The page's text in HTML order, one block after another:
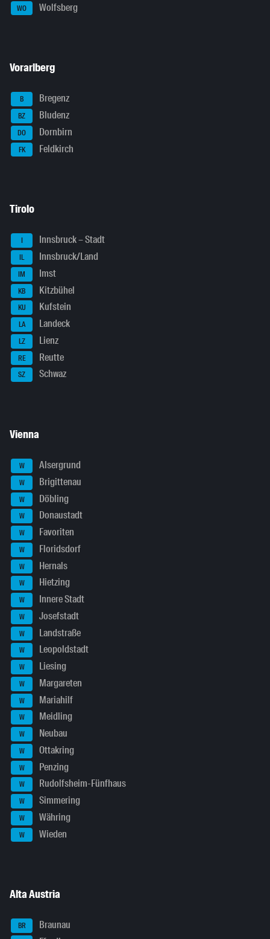
WO Wolfsberg
Vorarlberg
B Bregenz
BZ Bludenz
DO Dornbirn
FK Feldkirch
Tirolo
I Innsbruck – Stadt
IL Innsbruck/Land
IM Imst
KB Kitzbühel
KU Kufstein
LA Landeck
LZ Lienz
RE Reutte
SZ Schwaz
Vienna
W Alsergrund
W Brigittenau
W Döbling
W Donaustadt
W Favoriten
W Floridsdorf
W Hernals
W Hietzing
W Innere Stadt
W Josefstadt
W Landstraße
W Leopoldstadt
W Liesing
W Margareten
W Mariahilf
W Meidling
W Neubau
W Ottakring
W Penzing
W Rudolfsheim-Fünfhaus
W Simmering
W Währing
W Wieden
Alta Austria
BR Braunau